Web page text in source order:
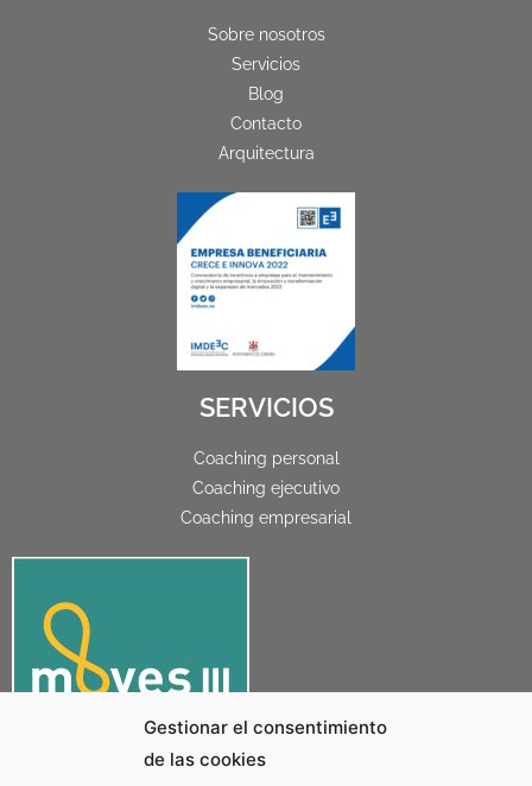
Gestionar el consentimiento
de las cookies
SERVICIOS
Coaching personal
Coaching ejecutivo
Coaching empresarial
Sobre nosotros
Servicios
Blog
Contacto
Arquitectura